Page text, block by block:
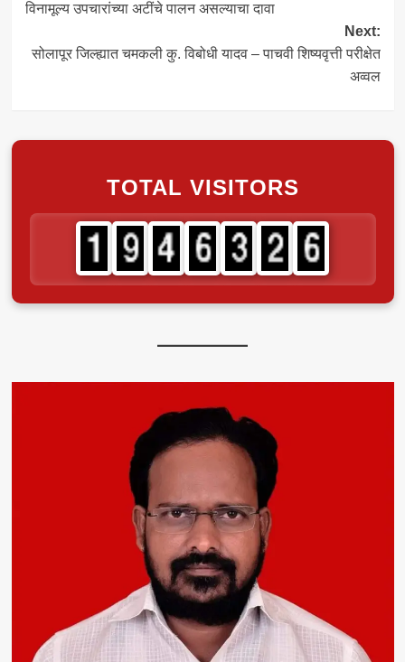
विनामूल्य उपचारांच्या अटींचे पालन असल्याचा दावा
Next:
सोलापूर जिल्ह्यात चमकली कु. विबोधी यादव – पाचवी शिष्यवृत्ती परीक्षेत
अव्वल
TOTAL VISITORS